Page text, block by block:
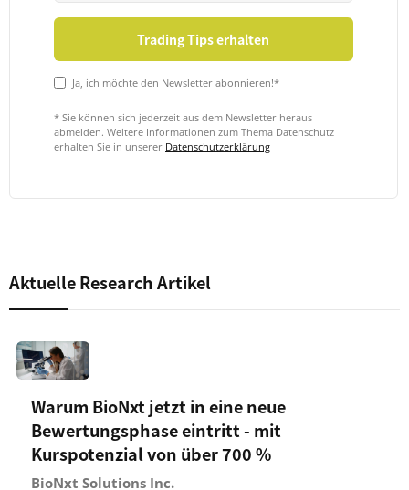
Ja, ich möchte den Newsletter abonnieren!*
* Sie können sich jederzeit aus dem Newsletter heraus
abmelden. Weitere Informationen zum Thema Datenschutz
erhalten Sie in unserer Datenschutzerklärung
Aktuelle Research Artikel
Warum BioNxt jetzt in eine neue
Bewertungsphase eintritt - mit
Kurspotenzial von über 700 %
BioNxt Solutions Inc.